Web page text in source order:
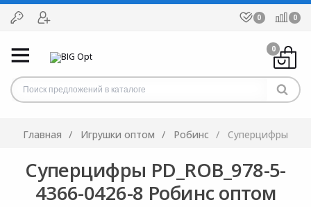
0 0
0
Главная Игрушки оптом Робинс Суперцифры
Суперцифры PD_ROB_978-5-
4366-0426-8 Робинс оптом